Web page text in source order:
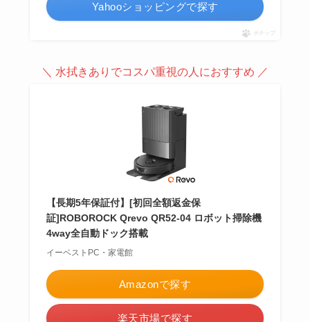
Yahooショッピングで探す
ポチップ
＼ 水拭きありでコスパ重視の人におすすめ ／
【長期5年保証付】[初回全額返金保
証]ROBOROCK Qrevo QR52-04 ロボット掃除機
4way全自動ドック搭載
イーベストPC・家電館
Amazonで探す
楽天市場で探す